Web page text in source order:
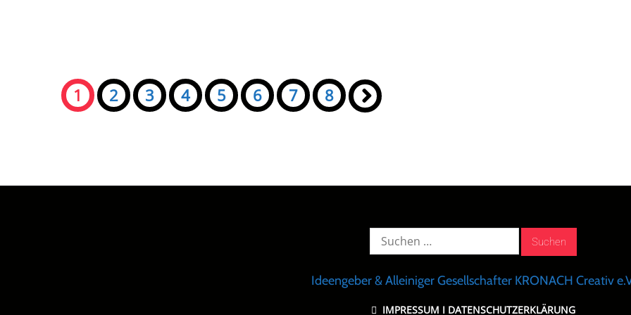
Seiten:
1 2 3 4 5 6 7 8 »
Suche
Ideengeber & Alleiniger Gesellschafter KRONACH Creativ
IMPRESSUM I DATENSCHUTZERKLÄRUNG